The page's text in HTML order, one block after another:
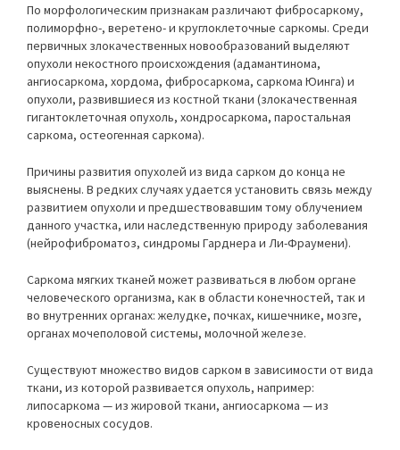
По морфологическим признакам различают фибросаркому,
полиморфно-, веретено- и круглоклеточные саркомы. Среди
первичных злокачественных новообразований выделяют
опухоли некостного происхождения (адамантинома,
ангиосаркома, хордома, фибросаркома, саркома Юинга) и
опухоли, развившиеся из костной ткани (злокачественная
гигантоклеточная опухоль, хондросаркома, паростальная
саркома, остеогенная саркома).
Причины развития опухолей из вида сарком до конца не
выяснены. В редких случаях удается установить связь между
развитием опухоли и предшествовавшим тому облучением
данного участка, или наследственную природу заболевания
(нейрофиброматоз, синдромы Гарднера и Ли-Фраумени).
Саркома мягких тканей может развиваться в любом органе
человеческого организма, как в области конечностей, так и
во внутренних органах: желудке, почках, кишечнике, мозге,
органах мочеполовой системы, молочной железе.
Существуют множество видов сарком в зависимости от вида
ткани, из которой развивается опухоль, например:
липосаркома — из жировой ткани, ангиосаркома — из
кровеносных сосудов.